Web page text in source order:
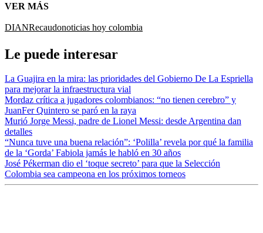
VER MÁS
DIANRecaudonoticias hoy colombia
Le puede interesar
La Guajira en la mira: las prioridades del Gobierno De La Espriella
para mejorar la infraestructura vial
Mordaz crítica a jugadores colombianos: “no tienen cerebro” y
JuanFer Quintero se paró en la raya
Murió Jorge Messi, padre de Lionel Messi: desde Argentina dan
detalles
“Nunca tuve una buena relación”: ‘Polilla’ revela por qué la familia
de la ‘Gorda’ Fabiola jamás le habló en 30 años
José Pékerman dio el ‘toque secreto’ para que la Selección
Colombia sea campeona en los próximos torneos